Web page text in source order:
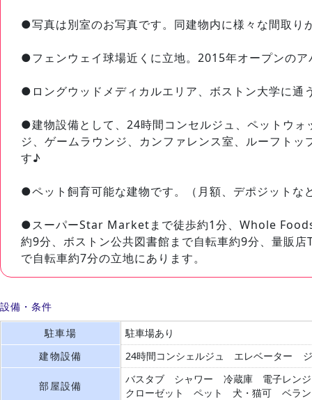
●写真は別室のお写真です。同建物内に様々な間取り
●フェンウェイ球場近くに立地。2015年オープンのア
●ロングウッドメディカルエリア、ボストン大学に通
●建物設備として、24時間コンセルジュ、ペットウ
ジ、ゲームラウンジ、カンファレンス室、ルーフト
す♪
●ペット飼育可能な建物です。（月額、デポジットな
●スーパーStar Marketまで徒歩約1分、Whole
約9分、ボストン公共図書館まで自転車約9分、量販
で自転車約7分の立地にあります。
設備・条件
駐車場
駐車場あり
建物設備
24時間コンシェルジュ エレベーター
部屋設備
バスタブ シャワー 冷蔵庫
電子レンジ
クローゼット
ペット 犬・猫可 ベラ